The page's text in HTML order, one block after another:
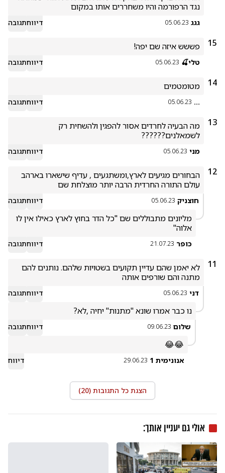
נגד הרפורמה והיו משחררים אותו במקום
גגג 05.06.23 דיווחתגובה
15 פששש איזה שם יפה!
טלי🍒 05.06.23 דיווחתגובה
14 מטומטמים
...
05.06.23 דיווחתגובה
13
לשמאלנים??????
מני 05.06.23 דיווחתגובה
12
עולם התורה החרדית הרבה יותר מוצלחת שם
חוצניק 05.06.23 דיווחתגובה
אלוה''
כופר 21.07.23 דיווחתגובה
11
מתנה והם שורפים אותה
דני 05.06.23 דיווחתגובה
נו כבר אמרו שונא "מתנות" יחיה ,לא?
שלום 09.06.23 דיווחתגובה
😂😂
אנונימית 1 29.06.23 דיווח
הצגת כל התגובות (20
)
אולי גם יעניין אותך: